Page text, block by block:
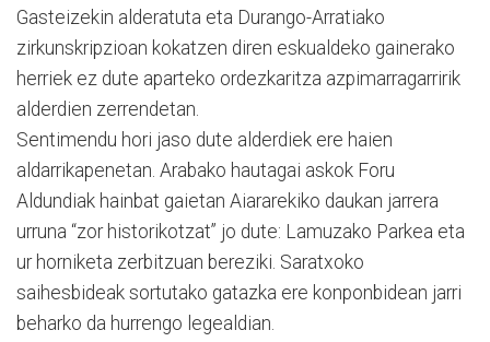
Gasteizekin alderatuta eta Durango-Arratiako
zirkunskripzioan kokatzen diren eskualdeko gainerako
herriek ez dute aparteko ordezkaritza azpimarragarririk
alderdien zerrendetan.
Sentimendu hori jaso dute alderdiek ere haien
aldarrikapenetan. Arabako hautagai askok Foru
Aldundiak hainbat gaietan Aiararekiko daukan jarrera
urruna “zor historikotzat” jo dute: Lamuzako Parkea eta
ur horniketa zerbitzuan bereziki. Saratxoko
saihesbideak sortutako gatazka ere konponbidean jarri
beharko da hurrengo legealdian.